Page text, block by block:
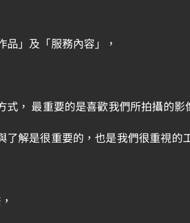
」及「服務內容」，
， 最重要的是喜歡我們所拍攝的影
解是很重要的，也是我們很重視的